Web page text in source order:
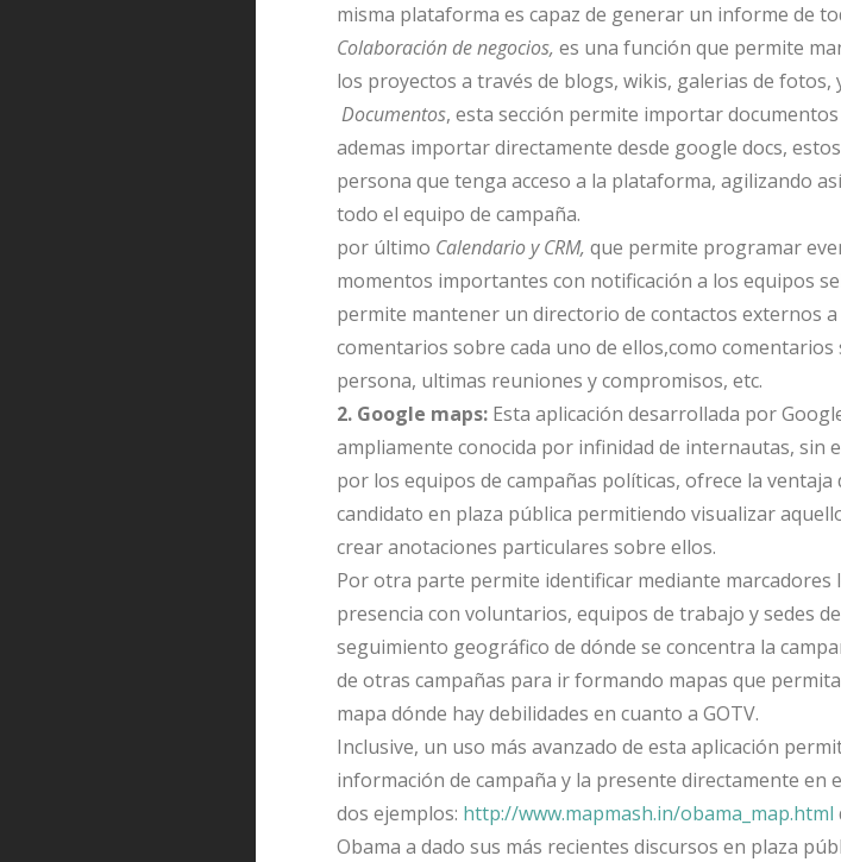
misma plataforma es capaz de generar un informe de
Colaboración de negocios, es una función que permite
los proyectos a través de blogs, wikis, galerias de fotos,
Documentos, esta sección permite importar
ademas importar directamente desde google docs,
persona que tenga acceso a la plataforma, agilizando
todo el equipo de campaña.
por último Calendario y CRM, que permite programar
momentos importantes con notificación a los equipos
permite mantener un directorio de contactos externos
comentarios sobre cada uno de ellos,como
persona, ultimas reuniones y compromisos, etc.
2. Google maps: Esta aplicación desarrollada por
ampliamente conocida por infinidad de internautas, sin
por los equipos de campañas políticas, ofrece la
candidato en plaza pública permitiendo visualizar
crear anotaciones particulares sobre ellos.
Por otra parte permite identificar mediante marcadores
presencia con voluntarios, equipos de trabajo y sedes
seguimiento geográfico de dónde se concentra la
de otras campañas para ir formando mapas que
mapa dónde hay debilidades en cuanto a GOTV.
Inclusive, un uso más avanzado de esta aplicación
información de campaña y la presente directamente en
dos ejemplos: http://www.mapmash.in/obama_map.html
Obama a dado sus más recientes discursos en plaza